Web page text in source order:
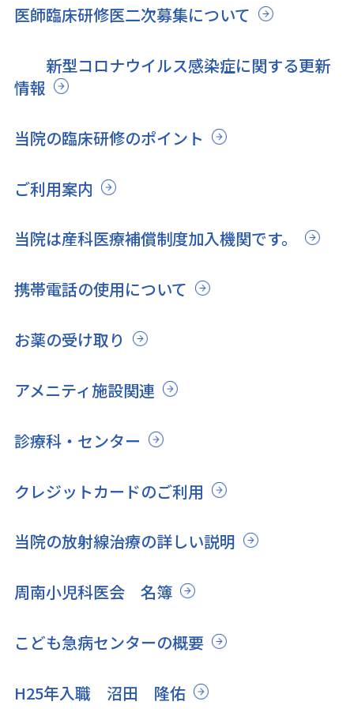
医師臨床研修医二次募集について
新型コロナウイルス感染症に関する更新
情報
当院の臨床研修のポイント
ご利用案内
当院は産科医療補償制度加入機関です。
携帯電話の使用について
お薬の受け取り
アメニティ施設関連
診療科・センター
クレジットカードのご利用
当院の放射線治療の詳しい説明
周南小児科医会 名簿
こども急病センターの概要
H25年入職 沼田 隆佑